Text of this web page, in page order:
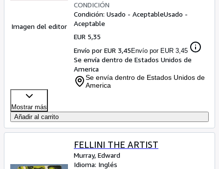
Imagen del editor
CONDICIÓN
Condición: Usado - AceptableUsado -
Aceptable
EUR 5,35
Envío por EUR 3,45Envío por EUR 3,45
Se envía dentro de Estados Unidos de
America
Se envía dentro de Estados Unidos de
America
Mostrar más
Añadir al carrito
FELLINI THE ARTIST
Murray, Edward
Idioma: Inglés